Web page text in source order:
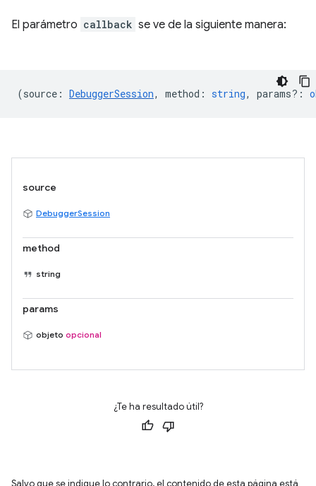
El parámetro callback se ve de la siguiente manera:
(source : DebuggerSession, method : string, params? :
source
DebuggerSession
method
string
params
objeto opcional
¿Te ha resultado útil?
Salvo que se indique lo contrario, el contenido de esta página está